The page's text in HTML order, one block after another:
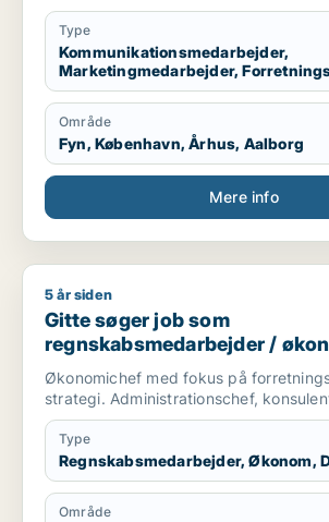
Type
Kommunikationsmedarbejder,
Marketingmedarbejder,
Område
Fyn, København, Århus, Aalborg
Mere info
Gitte søger job som
5 år siden
Gitte søger job som
regnskabsmedarbejder /
direktør / hr-chef /
Økonomichef med fokus på
strategi. Administrationschef,
Type
Regnskabsmedarbejder, Økonom,
Område